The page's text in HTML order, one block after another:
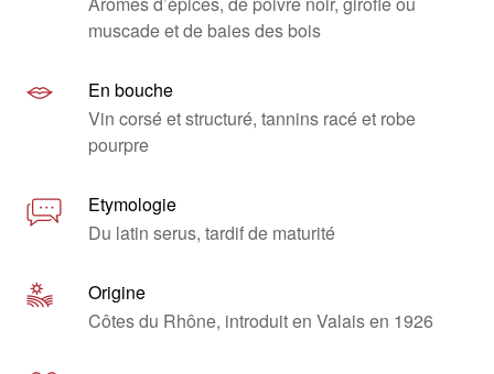
muscade et de baies des bois
En bouche
Vin corsé et structuré, tannins racé et robe
pourpre
Etymologie
Du latin serus, tardif de maturité
Origine
Côtes du Rhône, introduit en Valais en 1926